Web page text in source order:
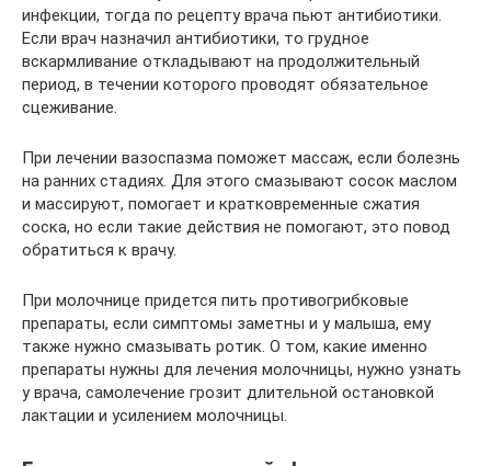
инфекции, тогда по рецепту врача пьют антибиотики.
Если врач назначил антибиотики, то грудное
вскармливание откладывают на продолжительный
период, в течении которого проводят обязательное
сцеживание.
При лечении вазоспазма поможет массаж, если болезнь
на ранних стадиях. Для этого смазывают сосок маслом
и массируют, помогает и кратковременные сжатия
соска, но если такие действия не помогают, это повод
обратиться к врачу.
При молочнице придется пить противогрибковые
препараты, если симптомы заметны и у малыша, ему
также нужно смазывать ротик. О том, какие именно
препараты нужны для лечения молочницы, нужно узнать
у врача, самолечение грозит длительной остановкой
лактации и усилением молочницы.